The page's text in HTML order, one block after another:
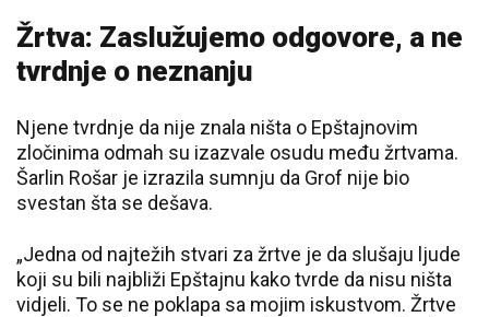
Žrtva: Zaslužujemo odgovore, a ne
tvrdnje o neznanju
Njene tvrdnje da nije znala ništa o Epštajnovim
zločinima odmah su izazvale osudu među žrtvama.
Šarlin Rošar je izrazila sumnju da Grof nije bio
svestan šta se dešava.
„Jedna od najtežih stvari za žrtve je da slušaju ljude
koji su bili najbliži Epštajnu kako tvrde da nisu ništa
vidjeli. To se ne poklapa sa mojim iskustvom. Žrtve